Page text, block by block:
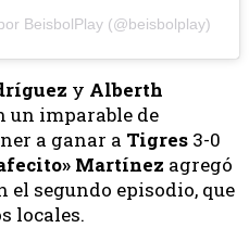
BeisbolPlay (@beisbolplay)
y Alberth
un imparable de
a ganar a Tigres 3-0
Martínez agregó
el segundo episodio, que
locales.